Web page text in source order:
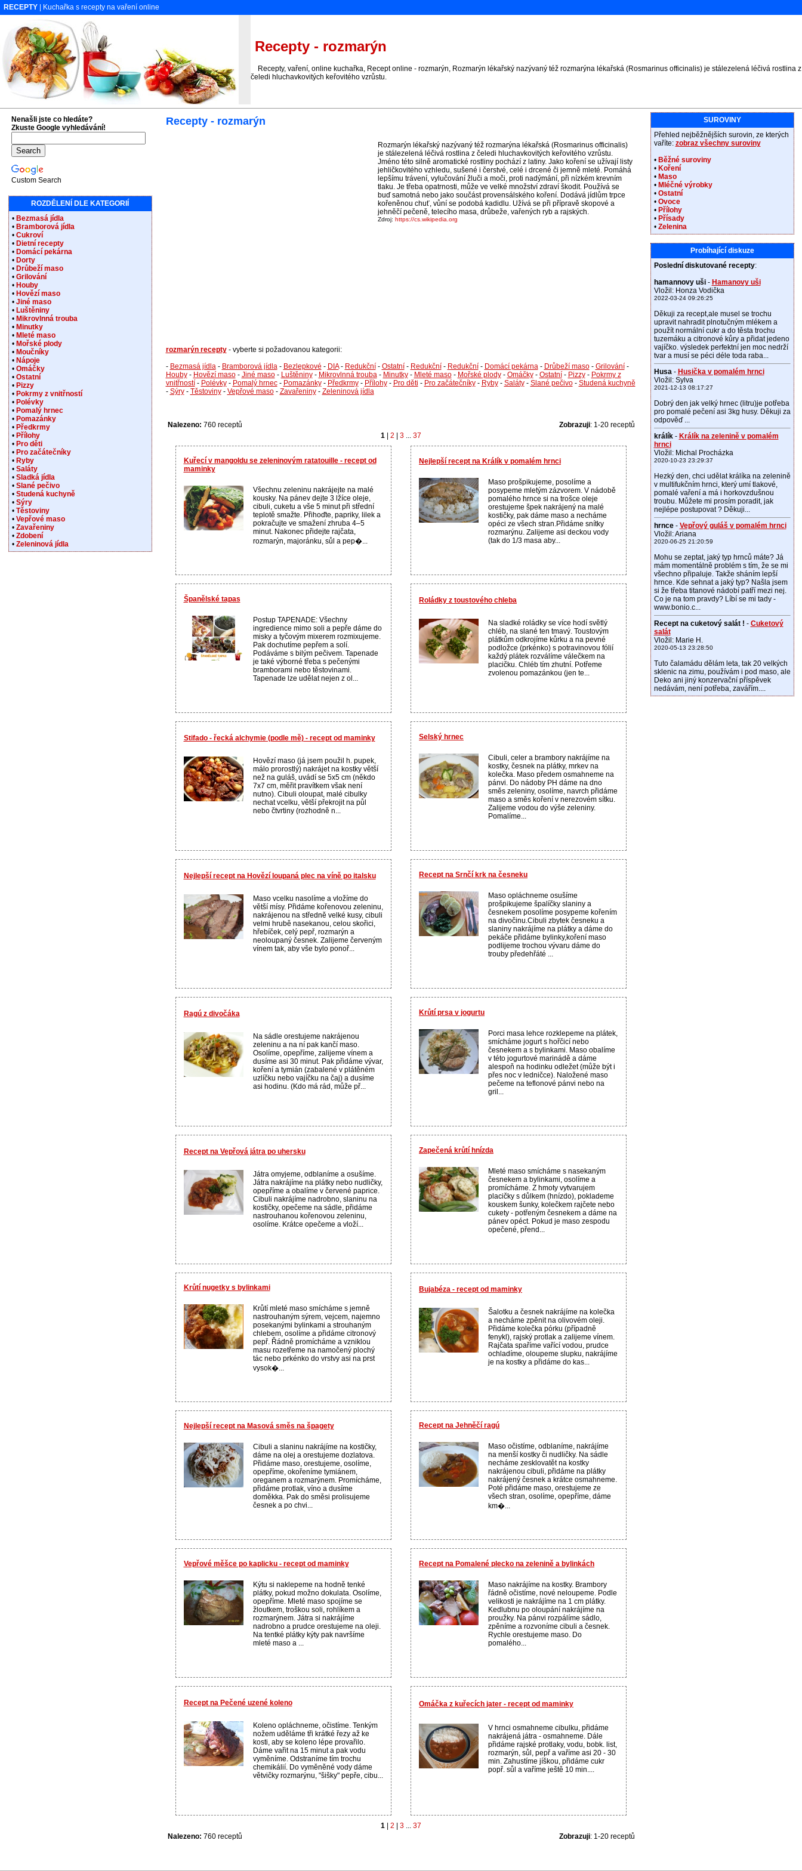
RECEPTY | Kuchařka s recepty na vaření online
Recepty - rozmarýn
Recepty, vaření, online kuchařka, Recept online - rozmarýn, Rozmarýn lékařský nazývaný též rozmarýna lékařská (Rosmarinus officinalis) je stálezelená léčivá rostlina z
čeledi hluchavkovitých keřovitého vzrůstu.
Recepty - rozmarýn
Rozmarýn lékařský nazývaný též rozmarýna lékařská (Rosmarinus officinalis)
je stálezelená léčivá rostlina z čeledi hluchavkovitých keřovitého vzrůstu.
Jméno této silně aromatické rostliny pochází z latiny. Jako koření se užívají listy
jehličkovitého vzhledu, sušené i čerstvé, celé i drcené či jemně mleté. Pomáhá
lepšímu trávení, vylučování žluči a moči, proti nadýmání, při nízkém krevním
tlaku. Je třeba opatrnosti, může ve velké množství zdraví škodit. Používá se
buď samotná nebo jako součást provensálského koření. Dodává jídlům trpce
kořeněnou chuť, vůní se podobá kadidlu. Užívá se při přípravě skopové a
jehněčí pečeně, telecího masa, drůbeže, vařených ryb a rajských.
Zdroj: https://cs.wikipedia.org
rozmarýn recepty - vyberte si požadovanou kategorii:
- Bezmasá jídla- Bramborová jídla- Bezlepkové - DIA- Redukční- Ostatní- Redukční- Redukční- Domácí pekárna- Drůbeží maso- Grilování-
Houby- Hovězí maso- Jiné maso- Luštěniny- Mikrovlnná trouba- Minutky- Mleté maso- Mořské plody- Omáčky- Ostatní- Pizzy- Pokrmy z
vnitřností- Polévky- Pomalý hrnec- Pomazánky- Předkrmy- Přílohy- Pro děti - Pro začátečníky- Ryby- Saláty- Slané pečivo- Studená kuchyně
- Sýry- Těstoviny- Vepřové maso- Zavařeniny- Zeleninová jídla
Nalezeno: 760 receptů Zobrazuji: 1-20 receptů
1
2 3 ... 37
Kuřecí v mangoldu se zeleninovým ratatouille - recept od
maminky
Všechnu zeleninu nakrájejte na malé
kousky. Na pánev dejte 3 lžíce oleje,
cibuli, cuketu a vše 5 minut při střední
teplotě smažte. Přihoďte, papriky, lilek a
pokračujte ve smažení zhruba 4–5
minut. Nakonec přidejte rajčata,
rozmarýn, majoránku, sůl a pep�...
Nejlepší recept na Králík v pomalém hrnci
Maso prošpikujeme, posolíme a
posypeme mletým zázvorem. V nádobě
pomalého hrnce si na trošce oleje
orestujeme špek nakrájený na malé
kostičky, pak dáme maso a necháme
opéci ze všech stran.Přidáme snítky
rozmarýnu. Zalijeme asi deckou vody
(tak do 1/3 masa aby...
Španělské tapas
Postup TAPENADE: Všechny
ingredience mimo soli a pepře dáme do
misky a tyčovým mixerem rozmixujeme.
Pak dochutíme pepřem a solí.
Podáváme s bilým pečivem. Tapenade
je také výborné třeba s pečenými
bramborami nebo těstovinami.
Tapenade lze udělat nejen z ol...
Roládky z toustového chleba
Na sladké roládky se více hodí světlý
chléb, na slané ten tmavý. Toustovým
plátkům odkrojíme kůrku a na pevné
podložce (prkénko) s potravinovou fólií
každý plátek rozválíme válečkem na
placičku. Chléb tím zhutní. Potřeme
zvolenou pomazánkou (jen te...
Stifado - řecká alchymie (podle mě) - recept od maminky
Hovězí maso (já jsem použil h. pupek,
málo prorostlý) nakrájet na kostky větší
než na guláš, uvádí se 5x5 cm (někdo
7x7 cm, měřit pravítkem však není
nutno). Cibuli oloupat, malé cibulky
nechat vcelku, větší překrojit na půl
nebo čtvrtiny (rozhodně n...
Selský hrnec
Cibuli, celer a brambory nakrájíme na
kostky, česnek na plátky, mrkev na
kolečka. Maso předem osmahneme na
pánvi. Do nádoby PH dáme na dno
směs zeleniny, osolíme, navrch přidáme
maso a směs koření v nerezovém sítku.
Zalijeme vodou do výše zeleniny.
Pomalíme...
Nejlepší recept na Hovězí loupaná plec na víně po italsku
Maso vcelku nasolíme a vložíme do
větší mísy. Přidáme kořenovou zeleninu,
nakrájenou na středně velké kusy, cibuli
velmi hrubě nasekanou, celou skořici,
hřebíček, celý pepř, rozmarýn a
neoloupaný česnek. Zalijeme červeným
vínem tak, aby vše bylo ponoř...
Recept na Srnčí krk na česneku
Maso opláchneme osušíme
prošpikujeme špalíčky slaniny a
česnekem posolíme posypeme kořením
na divočinu.Cibuli zbytek česneku a
slaniny nakrájíme na plátky a dáme do
pekáče přidáme bylinky,koření maso
podlijeme trochou vývaru dáme do
trouby předehřáté ...
Ragú z divočáka
Na sádle orestujeme nakrájenou
zeleninu a na ní pak kančí maso.
Osolíme, opepříme, zalijeme vínem a
dusíme asi 30 minut. Pak přidáme vývar,
koření a tymián (zabalené v plátěném
uzlíčku nebo vajíčku na čaj) a dusíme
asi hodinu. (Kdo má rád, může př...
Krůtí prsa v jogurtu
Porci masa lehce rozklepeme na plátek,
smícháme jogurt s hořčicí nebo
česnekem a s bylinkami. Maso obalíme
v této jogurtové marinádě a dáme
alespoň na hodinku odležet (může být i
přes noc v ledničce). Naložené maso
pečeme na teflonové pánvi nebo na
gril...
Recept na Vepřová játra po uhersku
Játra omyjeme, odblaníme a osušíme.
Játra nakrájíme na plátky nebo nudličky,
opepříme a obalíme v červené paprice.
Cibuli nakrájíme nadrobno, slaninu na
kostičky, opečeme na sádle, přidáme
nastrouhanou kořenovou zeleninu,
osolíme. Krátce opečeme a vloží...
Zapečená krůtí hnízda
Mleté maso smícháme s nasekaným
česnekem a bylinkami, osolíme a
promícháme. Z hmoty vytvarujem
placičky s důlkem (hnízdo), poklademe
kouskem šunky, kolečkem rajčete nebo
cukety - potřeným česnekem a dáme na
pánev opéct. Pokud je maso zespodu
opečené, přend...
Krůtí nugetky s bylinkami
Krůtí mleté maso smícháme s jemně
nastrouhaným sýrem, vejcem, najemno
posekanými bylinkami a strouhaným
chlebem, osolíme a přidáme citronový
pepř. Řádně promícháme a vzniklou
masu rozetřeme na namočený plochý
tác nebo prkénko do vrstvy asi na prst
vysok�...
Bujabéza - recept od maminky
Šalotku a česnek nakrájíme na kolečka
a necháme zpěnit na olivovém oleji.
Přidáme kolečka pórku (případně
fenykl), rajský protlak a zalijeme vínem.
Rajčata spaříme vařící vodou, prudce
ochladíme, oloupeme slupku, nakrájíme
je na kostky a přidáme do kas...
Nejlepší recept na Masová směs na špagety
Cibuli a slaninu nakrájíme na kostičky,
dáme na olej a orestujeme dozlatova.
Přidáme maso, orestujeme, osolíme,
opepříme, okořeníme tymiánem,
oreganem a rozmarýnem. Promícháme,
přidáme protlak, víno a dusíme
doměkka. Pak do směsi prolisujeme
česnek a po chvi...
Recept na Jehněčí ragú
Maso očistíme, odblaníme, nakrájíme
na menší kostky či nudličky. Na sádle
necháme zesklovatět na kostky
nakrájenou cibuli, přidáme na plátky
nakrájený česnek a krátce osmahneme.
Poté přidáme maso, orestujeme ze
všech stran, osolíme, opepříme, dáme
km�...
Vepřové měšce po kaplicku - recept od maminky
Kýtu si naklepeme na hodně tenké
plátky, pokud možno dokulata. Osolíme,
opepříme. Mleté maso spojíme se
žloutkem, troškou soli, rohlíkem a
rozmarýnem. Játra si nakrájíme
nadrobno a prudce orestujeme na oleji.
Na tentké plátky kýty pak navršíme
mleté maso a ...
Recept na Pomalené plecko na zelenině a bylinkách
Maso nakrájíme na kostky. Brambory
řádně očistíme, nové neloupeme. Podle
velikosti je nakrájíme na 1 cm plátky.
Kedlubnu po oloupání nakrájíme na
proužky. Na pánvi rozpálíme sádlo,
zpěníme a rozvoníme cibuli a česnek.
Rychle orestujeme maso. Do
pomalého...
Recept na Pečené uzené koleno
Koleno opláchneme, očistíme. Tenkým
nožem uděláme tři krátké řezy až ke
kosti, aby se koleno lépe provařilo.
Dáme vařit na 15 minut a pak vodu
vyměníme. Odstraníme tím trochu
chemikálií. Do vyměněné vody dáme
větvičky rozmarýnu, "šišky" pepře, cibu...
Omáčka z kuřecích jater - recept od maminky
V hrnci osmahneme cibulku, přidáme
nakrájená játra - osmahneme. Dále
přidáme rajské protlaky, vodu, bobk. list,
rozmarýn, sůl, pepř a vaříme asi 20 - 30
min. Zahustíme jíškou, přidáme cukr
popř. sůl a vaříme ještě 10 min....
1 2 3 ... 37
Nalezeno: 760 receptů Zobrazuji: 1-20 receptů
Nenašli jste co hledáte?
Zkuste Google vyhledávání!
Custom Search
ROZDĚLENÍ DLE KATEGORIÍ
• Bezmasá jídla
• Bramborová jídla
• Cukroví
• Dietní recepty
• Domácí pekárna
• Dorty
• Drůbeží maso
• Grilování
• Houby
• Hovězí maso
• Jiné maso
• Luštěniny
• Mikrovlnná trouba
• Minutky
• Mleté maso
• Mořské plody
• Moučníky
• Nápoje
• Omáčky
• Ostatní
• Pizzy
• Pokrmy z vnitřností
• Polévky
• Pomalý hrnec
• Pomazánky
• Předkrmy
• Přílohy
• Pro děti
• Pro začátečníky
• Ryby
• Saláty
• Sladká jídla
• Slané pečivo
• Studená kuchyně
• Sýry
• Těstoviny
• Vepřové maso
• Zavařeniny
• Zdobení
• Zeleninová jídla
SUROVINY
Přehled nejběžnějších surovin, ze kterých
vaříte: zobraz všechny suroviny
• Běžné suroviny
• Koření
• Maso
• Mléčné výrobky
• Ostatní
• Ovoce
• Přílohy
• Přísady
• Zelenina
Probíhající diskuze
Poslední diskutované recepty:
hamannovy uši- Hamanovy uši
Vložil: Honza Vodička
2022-03-24 09:26:25
Děkuji za recept,ale musel se trochu
upravit nahradit plnotučným mlékem a
použít normální cukr a do těsta trochu
tuzemáku a citronové kůry a přidat jedeno
vajíčko. výsledek perfektní jen moc nedrží
tvar a musí se péci déle toda raba...
Husa- Husička v pomalém hrnci
Vložil: Sylva
2021-12-13 08:17:27
Dobrý den jak velký hrnec (litru)je potřeba
pro pomalé pečení asi 3kg husy. Děkuji za
odpověď ...
králík- Králík na zelenině v pomalém
hrnci
Vložil: Michal Procházka
2020-10-23 23:29:37
Hezký den, chci udělat králíka na zelenině
v multifukčním hrnci, který umí tlakové,
pomalé vaření a má i horkovzdušnou
troubu. Můžete mi prosím poradit, jak
nejlépe postupovat ? Děkuji...
hrnce- Vepřový guláš v pomalém hrnci
Vložil: Ariana
2020-06-25 21:20:59
Mohu se zeptat, jaký typ hrnců máte? Já
mám momentálně problém s tím, že se mi
všechno připaluje. Takže sháním lepší
hrnce. Kde sehnat a jaký typ? Našla jsem
si že třeba titanové nádobí patří mezi nej.
Co je na tom pravdy? Líbí se mi tady -
www.bonio.c...
Recept na cuketový salát ! - Cuketový
salát
Vložil: Marie H.
2020-05-13 23:28:50
Tuto čalamádu dělám leta, tak 20 velkých
sklenic na zimu, používám i pod maso, ale
Deko ani jiný konzervační příspěvek
nedávám, není potřeba, zavářím....